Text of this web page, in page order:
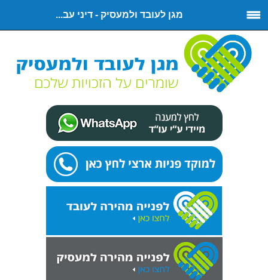
מגן לעובד ולמעסיק - דיני עב...